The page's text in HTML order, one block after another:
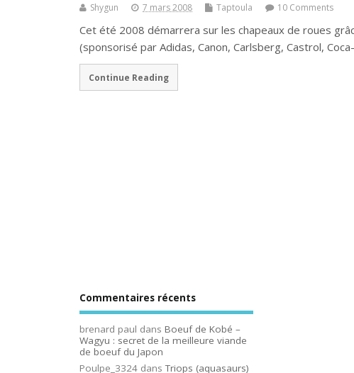
Shygun 7 mars 2008 Taptoula 10 Comments
Cet été 2008 démarrera sur les chapeaux de roues
(sponsorisé par Adidas, Canon, Carlsberg, Castrol,
Continue Reading
Commentaires récents
brenard paul dans Boeuf de Kobé –
Wagyu : secret de la meilleure viande
de boeuf du Japon
Poulpe_3324 dansTriops (aquasaurs)